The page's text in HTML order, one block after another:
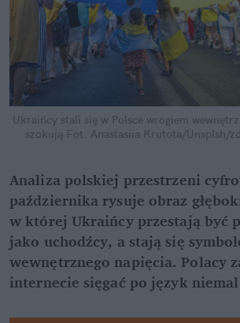
Ukraińcy stali się w Polsce wrogiem
szokują Fot. Anastasiia Krutota/Unsplsh/
Analiza polskiej przestrzeni
października rysuje obraz
w której Ukraińcy przestają być
jako uchodźcy, a stają się
wewnętrznego napięcia. Polacy
internecie sięgać po język